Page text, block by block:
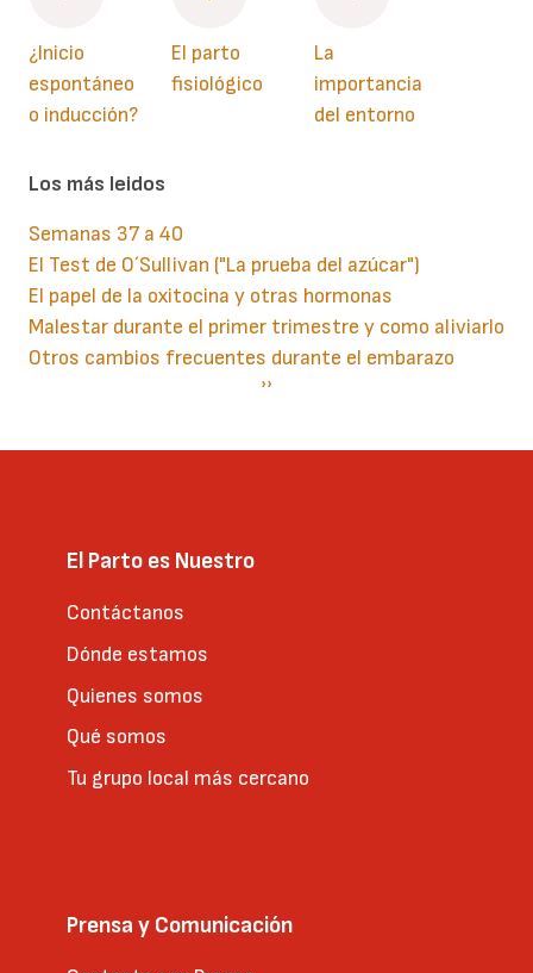
¿Inicio
espontáneo
o inducción?
El parto
fisiológico
La
importancia
del entorno
Los más leidos
Semanas 37 a 40
El Test de O´Sullivan ("La prueba del azúcar")
El papel de la oxitocina y otras hormonas
Malestar durante el primer trimestre y como aliviarlo
Otros cambios frecuentes durante el embarazo
Siguiente
››
El Parto es Nuestro
Contáctanos
Dónde estamos
Quienes somos
Qué somos
Tu grupo local más cercano
Prensa y Comunicación